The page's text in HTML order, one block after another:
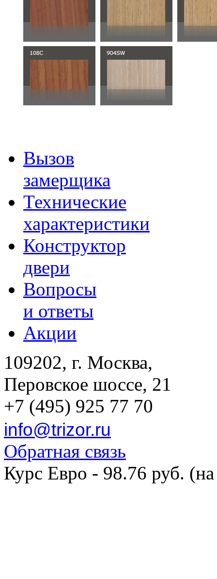
Вызов
замерщика
Технические
характеристики
Конструктор
двери
Вопросы
и ответы
Акции
109202, г. Москва,
Перовское шоссе, 21
+7 (495) 925 77 70
info@trizor.ru
Обратная связь
Курс Евро - 98.76 руб.